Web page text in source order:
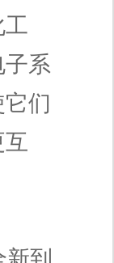
工
系
们